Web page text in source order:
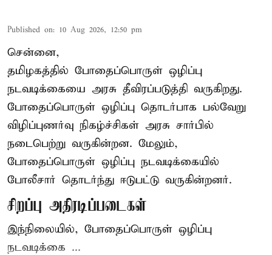
Published on: 10 Aug 2026, 12:50 pm
சென்னை,
தமிழகத்தில் போதைப்பொருள் ஒழிப்பு
நடவடிக்கையை அரசு தீவிரப்படுத்தி வருகிறது.
போதைப்பொருள் ஒழிப்பு தொடர்பாக பல்வேறு
விழிப்புணர்வு நிகழ்ச்சிகள் அரசு சார்பில்
நடைபெற்று வருகின்றன. மேலும்,
போதைப்பொருள் ஒழிப்பு நடவடிக்கையில்
போலீசார் தொடர்ந்து ஈடுபட்டு வருகின்றனர்.
சிறப்பு அதிரடிப்படைகள்
இந்நிலையில், போதைப்பொருள் ஒழிப்பு
நடவடிக்கை ...